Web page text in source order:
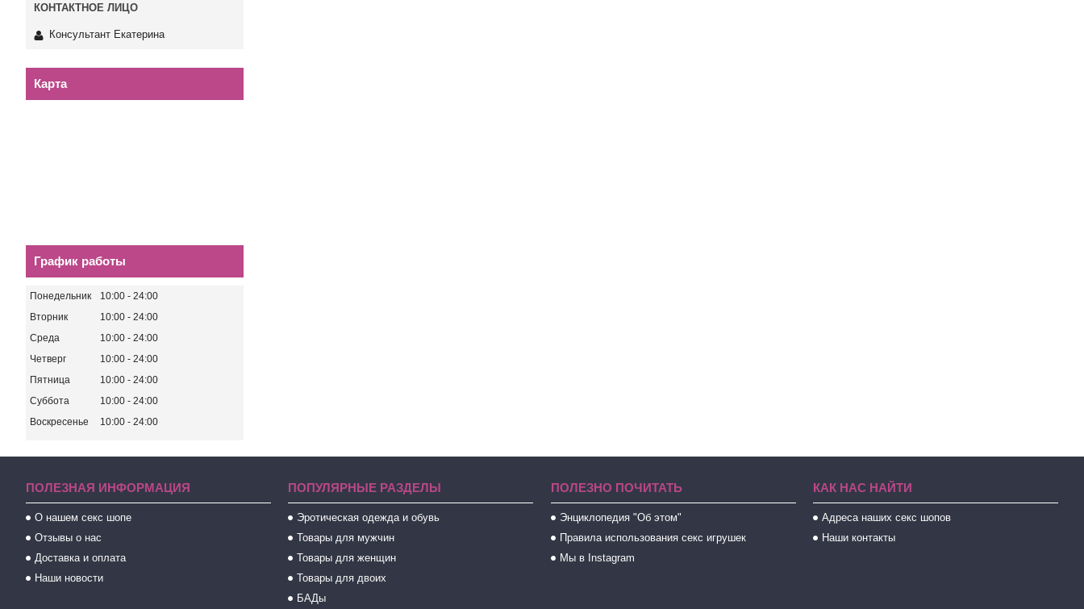
Консультант Екатерина
Карта
График работы
Понедельник 10:00
24:00
Вторник
10:00
24:00
Среда
10:00
24:00
Четверг
10:00
24:00
Пятница
10:00
24:00
Суббота
10:00
24:00
Воскресенье
10:00 24:00
ПОЛЕЗНАЯ ИНФОРМАЦИЯ
О нашем секс шопе
Отзывы о нас
Доставка и оплата
Наши новости
ПОПУЛЯРНЫЕ РАЗДЕЛЫ
Эротическая одежда и обувь
Товары для мужчин
Товары для женщин
Товары для двоих
БАДы
ПОЛЕЗНО ПОЧИТАТЬ
Энциклопедия "Об этом"
Правила использования секс игрушек
Мы в Instagram
КАК НАС НАЙТИ
Адреса наших секс шопов
Наши контакты